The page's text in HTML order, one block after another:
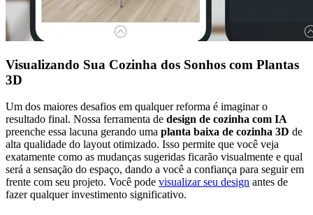
Visualizando Sua Cozinha dos Sonhos com Plantas
3D
Um dos maiores desafios em qualquer reforma é imaginar o
resultado final. Nossa ferramenta de design de cozinha com IA
preenche essa lacuna gerando uma planta baixa de cozinha 3D de
alta qualidade do layout otimizado. Isso permite que você veja
exatamente como as mudanças sugeridas ficarão visualmente e qual
será a sensação do espaço, dando a você a confiança para seguir em
frente com seu projeto. Você pode visualizar seu design antes de
fazer qualquer investimento significativo.